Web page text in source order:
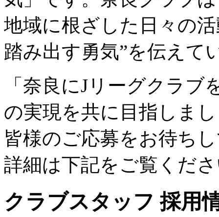
地域に根ざした日々の
踏み出す勇気”を伝えて
「奈良にJリーグクラ
の実現を共に目指しま
皆様のご応募をお待ち
詳細は下記をご覧くだ
クラブスタッフ 採用